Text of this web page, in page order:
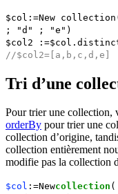
$col :=New collection
; "d" ; "e")
$col2 :=$col .
//$col2=[a,b,c,d,e]
Tri d’une
Pour trier une collection,
orderBy pour trier une
collection d’origine,
collection entièrement
modifie pas la collection
$col :=Newcollection